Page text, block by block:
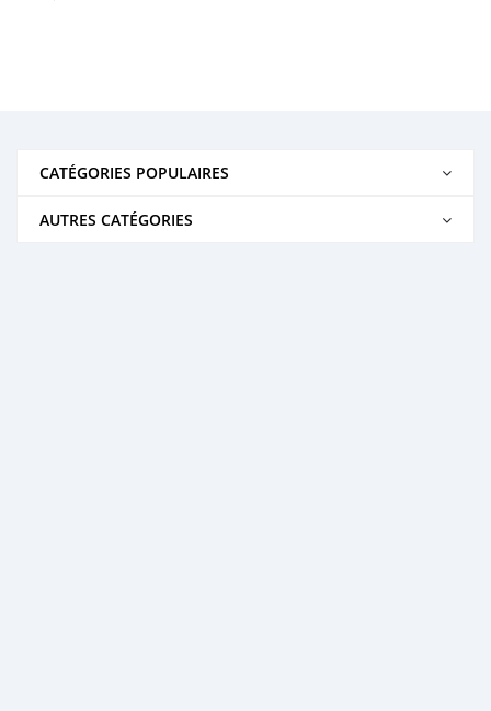
CATÉGORIES POPULAIRES
AUTRES CATÉGORIES